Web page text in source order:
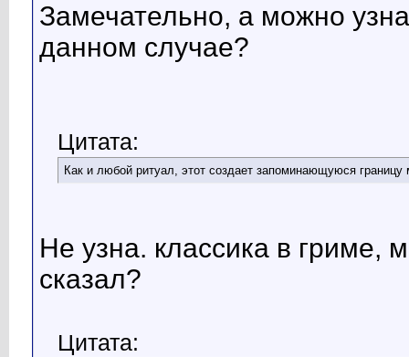
Замечательно, а можно
данном случае?
Цитата:
Как и любой ритуал, этот создает запоминающуюся
Не узна. классика в гриме,
сказал?
Цитата: